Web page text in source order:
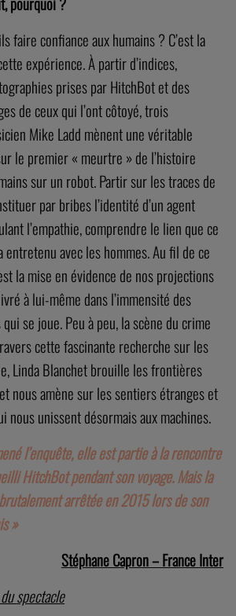
des temps modernes, une enquête
Blanchet revient sur la destinée
petit robot auto-stoppeur
entre les hommes et les
un an plus tard. Qui a tué
pourquoi ?
faire confiance aux humains ? C’est la
expérience. À partir d’indices,
prises par HitchBot et des
de ceux qui l’ont côtoyé, trois
Mike Ladd mènent une véritable
le premier « meurtre » de l’histoire
sur un robot. Partir sur les traces de
par bribes l’identité d’un agent
l’empathie, comprendre le lien que ce
avec les hommes. Au fil de ce
la mise en évidence de nos projections
à lui-même dans l’immensité des
se joue. Peu à peu, la scène du crime
cette fascinante recherche sur les
Linda Blanchet brouille les frontières
nous amène sur les sentiers étranges et
HitchBot pendant son voyage. Mais la